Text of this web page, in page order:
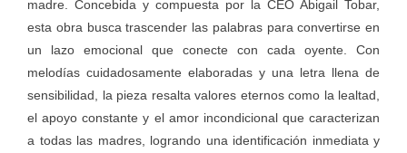
madre. Concebida y compuesta por la CEO Abigail Tobar,
esta obra busca trascender las palabras para convertirse en
un lazo emocional que conecte con cada oyente. Con
melodías cuidadosamente elaboradas y una letra llena de
sensibilidad, la pieza resalta valores eternos como la lealtad,
el apoyo constante y el amor incondicional que caracterizan
a todas las madres, logrando una identificación inmediata y